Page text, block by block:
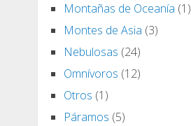
Montañas de Oceanía (1)
Montes de Asia (3)
Nebulosas (24)
Omnívoros (12)
Otros (1)
Páramos (5)